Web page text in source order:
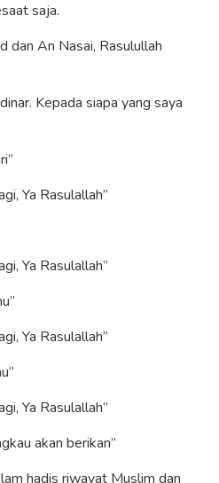
saja.
dan An Nasai, Rasulullah
Kepada siapa yang saya
Ya Rasulallah”
Ya Rasulallah”
Ya Rasulallah”
Ya Rasulallah”
akan berikan”
hadis riwayat Muslim dan